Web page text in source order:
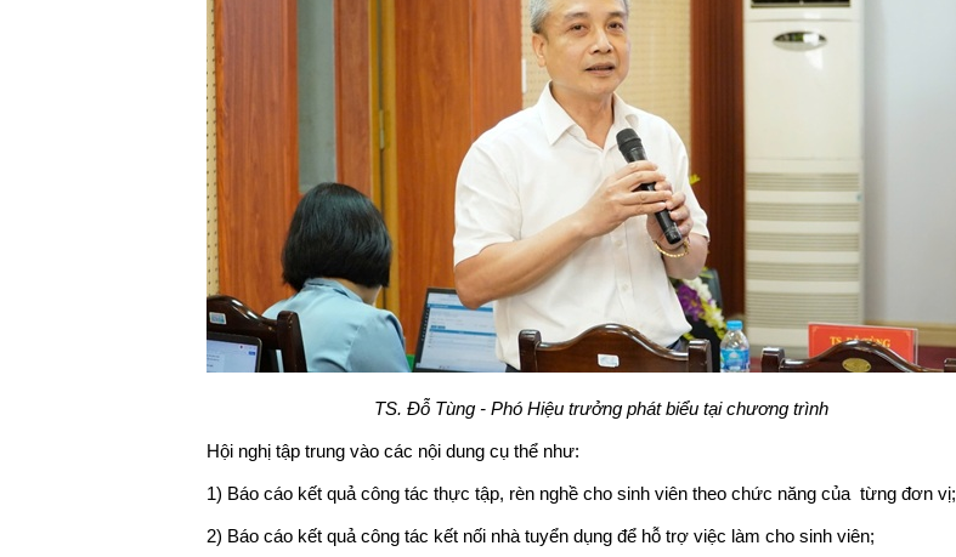
TS. Đỗ Tùng - Phó Hiệu trưởng phát biểu tại chương trình
Hội nghị tập trung vào các nội dung cụ thể như:
1) Báo cáo kết quả công tác thực tập, rèn nghề cho sinh viên theo chức năng của từng đơn vị;
2) Báo cáo kết quả công tác kết nối nhà tuyển dụng để hỗ trợ việc làm cho sinh viên;